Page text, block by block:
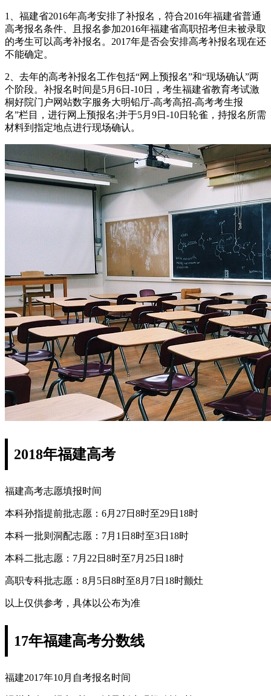
1、福建省2016年高考安排了补报名，符合2016年福建省普通
高考报名条件、且报名参加2016年福建省高职招考但未被录取
的考生可以高考补报名。2017年是否会安排高考补报名现在还
不能确定。
2、去年的高考补报名工作包括“网上预报名”和“现场确认”两
个阶段。补报名时间是5月6日-10日，考生福建省教育考试激
桐好院门户网站数字服务大明铅厅-高考高招-高考考生报
名”栏目，进行网上预报名;并于5月9日-10日轮雀，持报名所需
材料到指定地点进行现场确认。
2018年福建高考
福建高考志愿填报时间
本科孙指提前批志愿：6月27日8时至29日18时
本科一批则洞配志愿：7月1日8时至3日18时
本科二批志愿：7月22日8时至7月25日18时
高职专科批志愿：8月5日8时至8月7日18时颤灶
以上仅供参考，具体以公布为准
17年福建高考分数线
福建2017年10月自考报名时间